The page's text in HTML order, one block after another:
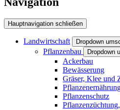
Hauptnavigation schließen
Landwirtschaft Dropdown
Pflanzenbau Dropdown
Ackerbau
Bewässerung
Gräser, Klee und
Pflanzenschutz